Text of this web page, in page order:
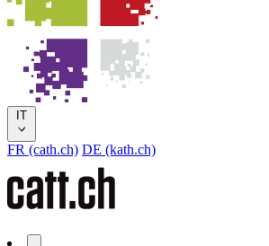
IT
FR (cath.ch) DE (kath.ch)